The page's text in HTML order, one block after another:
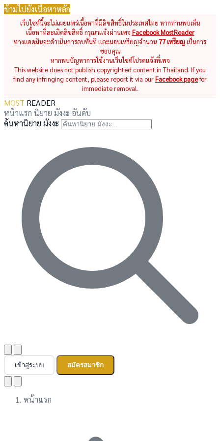
ข้ามไปยังเนื้อหาหลัก
เว็บไซต์นี้จะไม่เผยแพร่เนื้อหาที่มีลิขสิทธิ์ในประเทศไทย หากท่านพบเห็น
เนื้อหาที่ละเมิดลิขสิทธิ์ กรุณาแจ้งผ่านเพจ Facebook MostReader
ทางแอดมินจะดำเนินการลบทันที และมอบเหรียญจำนวน 77 เหรียญเป็นการ
ขอบคุณ
หากพบปัญหาการใช้งานเว็บไซต์โปรดแจ้งที่เพจ
This website does not publish copyrighted content in Thailand. If you
find any infringing content, please report it via ourFacebook pagefor
immediate removal.
MOST READER
หน้าแรก นิยาย มังงะ อันดับ
ค้นหานิยาย มังงะ
เข้าสู่ระบบ สมัครสมาชิก
หน้าแรก